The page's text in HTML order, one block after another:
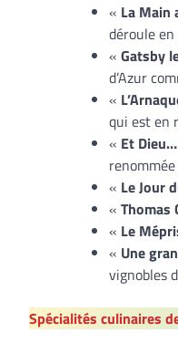
« La Main
déroule
« Gatsby
d’Azur
«
qui est en
« Et
« Le Jour
« Thomas
« Le
« Une
vignobles
Spécialités culinaires